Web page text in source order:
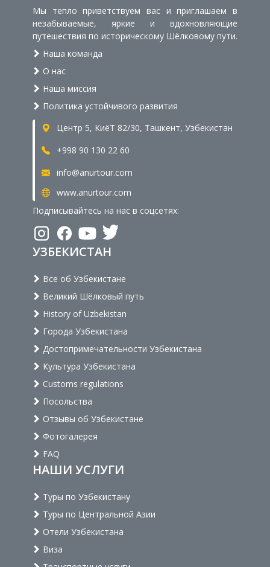
Мы тепло приветствуем вас и приглашаем в
незабываемые, яркие и вдохновляющие
путешествия по историческому Шёлковому пути.
Наша команда
О нас
Наша миссия
Политика устойчивого развития
Центр 5, КиёТ 82/30, Ташкент, Узбекистан
+998 90 130 22 60
info@anurtour.com
www.anurtour.com
Подписывайтесь на нас в соцсетях:
УЗБЕКИСТАН
Все об Узбекистане
Великий Шёлковый путь
History of Uzbekistan
Города Узбекистана
Достопримечательности Узбекистана
Культура Узбекистана
Customs regulations
Посольства
Отзывы об Узбекистане
Фотогалерея
FAQ
НАШИ УСЛУГИ
Туры по Узбекистану
Туры по Центральной Азии
Отели Узбекистана
Виза